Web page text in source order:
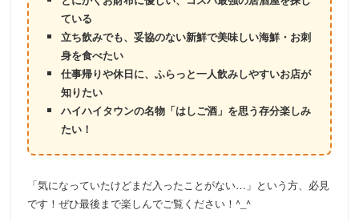
ている
立ち飲みでも、妥協のない新鮮で美味しい海鮮・お刺
身を食べたい
仕事帰りや休日に、ふらっと一人飲みしやすいお店が
知りたい
ハイハイタウンの名物「はしご酒」を思う存分楽しみ
たい！
「気になっていたけどまだ入ったことがない…」という方、必見
です！ぜひ最後まで楽しんでご覧ください！^_^